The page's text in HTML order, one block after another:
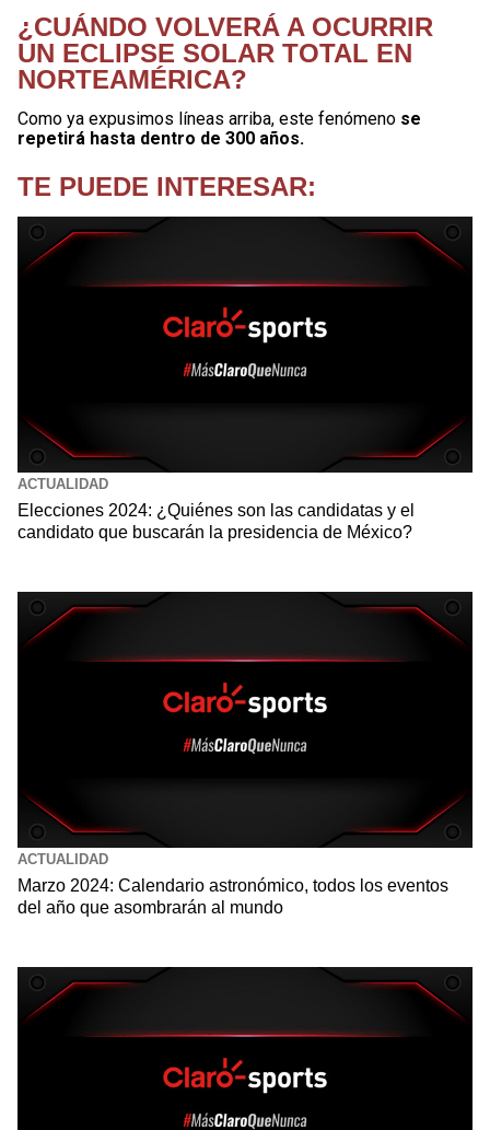
¿CUÁNDO VOLVERÁ A OCURRIR
UN ECLIPSE SOLAR TOTAL EN
NORTEAMÉRICA?
Como ya expusimos líneas arriba, este fenómeno se
repetirá hasta dentro de 300 años.
TE PUEDE INTERESAR:
ACTUALIDAD
Elecciones 2024: ¿Quiénes son las candidatas y el
candidato que buscarán la presidencia de México?
ACTUALIDAD
Marzo 2024: Calendario astronómico, todos los eventos
del año que asombrarán al mundo